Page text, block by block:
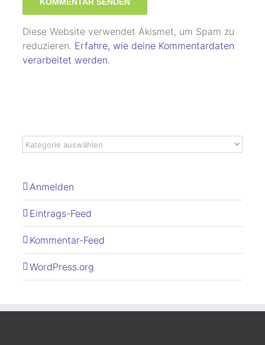
Diese Website verwendet Akismet, um Spam zu
reduzieren. Erfahre, wie deine Kommentardaten
verarbeitet werden.
Anmelden
Eintrags-Feed
Kommentar-Feed
WordPress.org